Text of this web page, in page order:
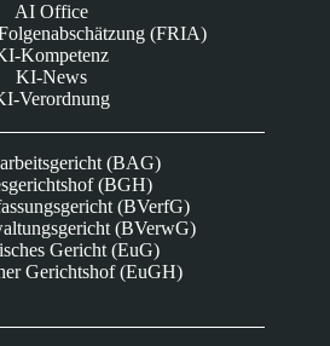
AI Office
(FRIA)
Kompetenz
KI-News
Verordnung
(BAG)
(BGH)
(BVerfG)
(BVerwG)
Gericht (EuG)
Gerichtshof (EuGH)